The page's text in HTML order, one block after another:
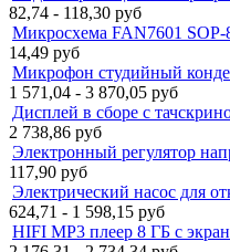
82,74 - 118,30 руб
Микросхема FAN7601 SOP-
14,49 руб
Микрофон студийный
1 571,04 - 3 870,05 руб
Дисплей в сборе с
2 738,86 руб
Электронный регулятор
117,90 руб
Электрический насос для
624,71 - 1 598,15 руб
HIFI MP3 плеер 8 ГБ с